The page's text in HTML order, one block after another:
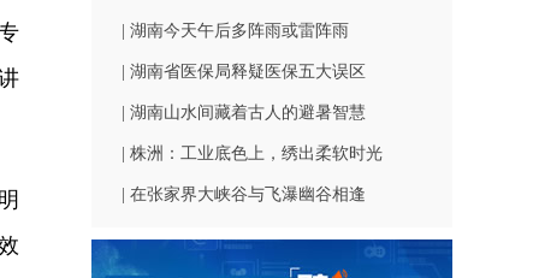
| 湖南今天午后多阵雨或雷阵雨
| 湖南省医保局释疑医保五大误区
| 湖南山水间藏着古人的避暑智慧
| 株洲：工业底色上，绣出柔软时光
| 在张家界大峡谷与飞瀑幽谷相逢